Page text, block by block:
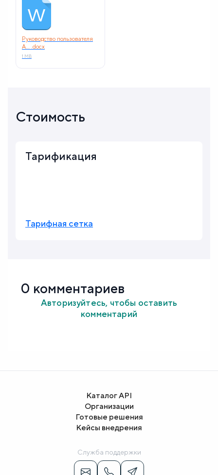
Руководство пользователя
A... .docx
1 MB
Стоимость
Тарификация
Тарифная сетка
0 комментариев
Авторизуйтесь, чтобы оставить
комментарий
Каталог API
Организации
Готовые решения
Кейсы внедрения
Служба поддержки